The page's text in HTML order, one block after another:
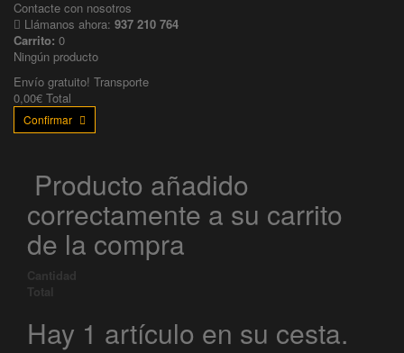
Contacte con nosotros
Llámanos ahora: 937 210 764
Carrito: 0
Ningún producto
Envío gratuito! Transporte
0,00€ Total
Confirmar
Producto añadido
correctamente a su carrito
de la compra
Cantidad
Total
Hay 1 artículo en su cesta.